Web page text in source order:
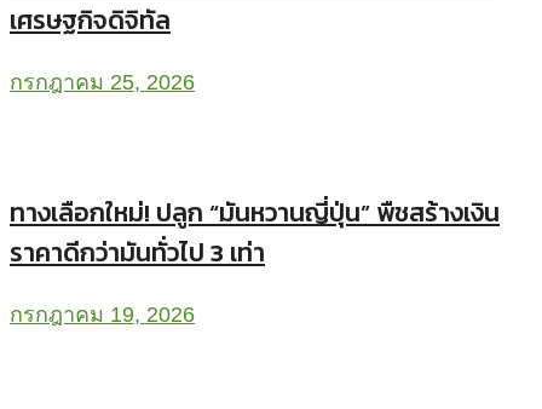
เศรษฐกิจดิจิทัล
กรกฎาคม 25, 2026
ทางเลือกใหม่! ปลูก “มันหวานญี่ปุ่น” พืชสร้างเงิน
ราคาดีกว่ามันทั่วไป 3 เท่า
กรกฎาคม 19, 2026